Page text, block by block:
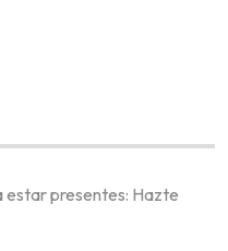
estar presentes: Hazte